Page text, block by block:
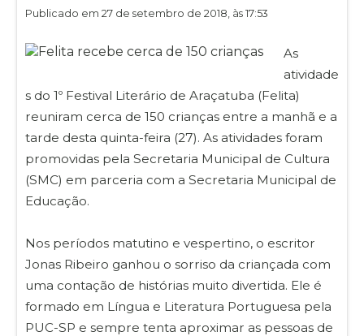
Publicado em 27 de setembro de 2018, às 17:53
As
atividade
s do 1º Festival Literário de Araçatuba (Felita)
reuniram cerca de 150 crianças entre a manhã e a
tarde desta quinta-feira (27). As atividades foram
promovidas pela Secretaria Municipal de Cultura
(SMC) em parceria com a Secretaria Municipal de
Educação.
Nos períodos matutino e vespertino, o escritor
Jonas Ribeiro ganhou o sorriso da criançada com
uma contação de histórias muito divertida. Ele é
formado em Língua e Literatura Portuguesa pela
PUC-SP e sempre tenta aproximar as pessoas de